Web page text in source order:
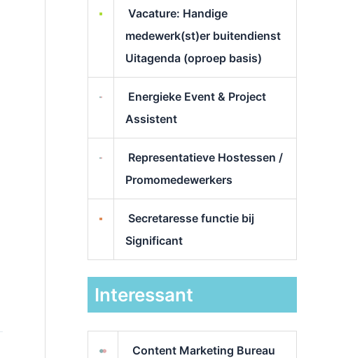
Vacature: Handige
medewerk(st)er buitendienst
Uitagenda (oproep basis)
Energieke Event & Project
Assistent
Representatieve Hostessen /
Promomedewerkers
Secretaresse functie bij
Significant
Interessant
Content Marketing Bureau